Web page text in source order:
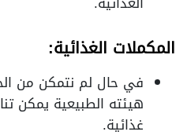
المكملات الغذائية:
في حال لم نتمكن من
هيئته الطبيعية يمكن
غذائية.